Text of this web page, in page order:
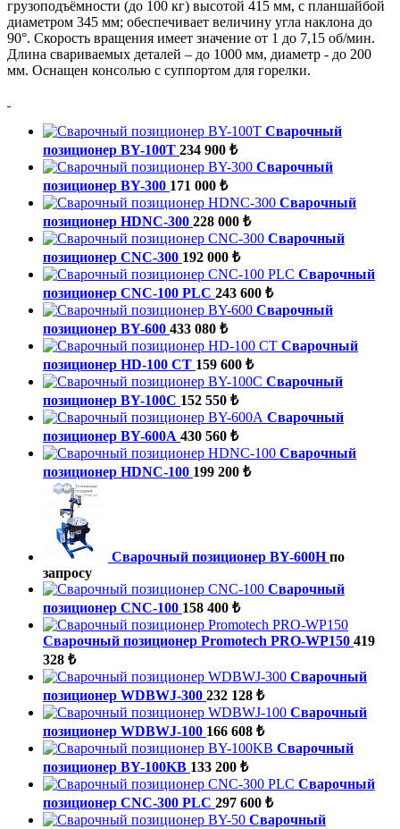
грузоподъёмности (до 100 кг) высотой 415 мм, с планшайбой
диаметром 345 мм; обеспечивает величину угла наклона до
90°. Скорость вращения имеет значение от 1 до 7,15 об/мин.
Длина свариваемых деталей – до 1000 мм, диаметр - до 200
мм. Оснащен консолью с суппортом для горелки.
Сварочный
позиционер BY-100T 234 900 ₺
Сварочный
позиционер BY-300 171 000 ₺
Сварочный
позиционер HDNC-300 228 000 ₺
Сварочный
позиционер CNC-300 192 000 ₺
Сварочный
позиционер CNC-100 PLC 243 600 ₺
Сварочный
позиционер BY-600 433 080 ₺
Сварочный
позиционер HD-100 CT 159 600 ₺
Сварочный
позиционер BY-100C 152 550 ₺
Сварочный
позиционер BY-600A 430 560 ₺
Сварочный
позиционер HDNC-100 199 200 ₺
Сварочный позиционер BY-600H по
запросу
Сварочный
позиционер CNC-100 158 400 ₺
Сварочный позиционер Promotech PRO-WP150 419
328 ₺
Сварочный
позиционер WDBWJ-300 232 128 ₺
Сварочный
позиционер WDBWJ-100 166 608 ₺
Сварочный
позиционер BY-100KB 133 200 ₺
Сварочный
позиционер CNC-300 PLC 297 600 ₺
Сварочный